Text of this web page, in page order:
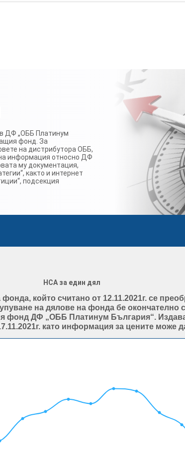
в ДФ „ОББ Платинум
фонд. За
на дистрибутора ОББ,
информация относно ДФ
му документация,
както и интернет
подсекция
НСА за един дял
който считано от 12.11.2021г. се
на дялове на фонда бе окончателно
фонд ДФ „ОББ Платинум България“.
като информация за цените може